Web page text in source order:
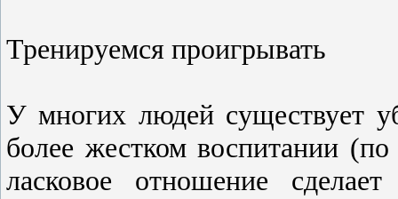
Тренируемся проигрывать
У многих людей существует
более жестком воспитании
ласковое отношение